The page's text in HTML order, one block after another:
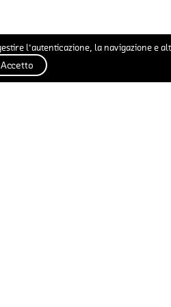
l'autenticazione, la navigazione e
Accetto